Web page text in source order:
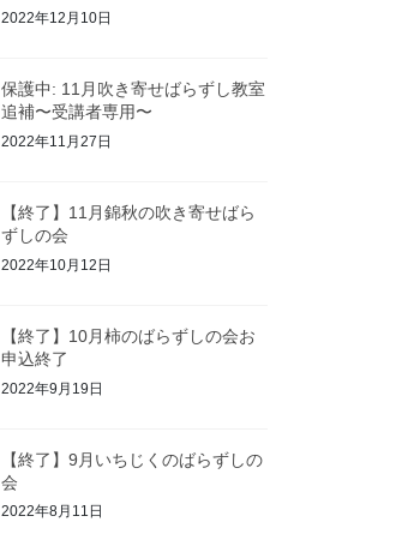
2022年12月10日
保護中: 11月吹き寄せばらずし教室
追補〜受講者専用〜
2022年11月27日
【終了】11月錦秋の吹き寄せばら
ずしの会
2022年10月12日
【終了】10月柿のばらずしの会お
申込終了
2022年9月19日
【終了】9月いちじくのばらずしの
会
2022年8月11日